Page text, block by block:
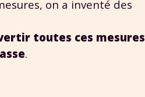
on a inventé des
toutes ces mesures
.
pouvez consulter